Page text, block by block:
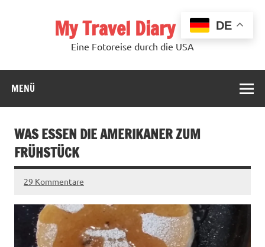
My Travel Diary USA
Eine Fotoreise durch die USA
MENÜ
WAS ESSEN DIE AMERIKANER ZUM
FRÜHSTÜCK
29 Kommentare
DE